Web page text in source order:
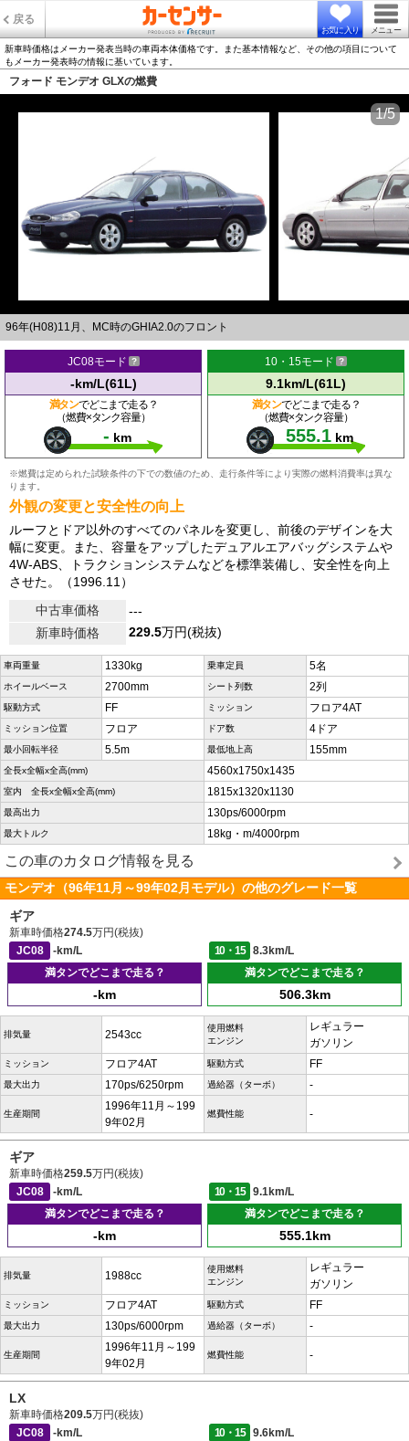
戻る
お気に入り メニュー
新車時価格はメーカー発表当時の車両本体価格です。また基本情報など、その他の項目について
もメーカー発表時の情報に基いています。
フォード モンデオ GLXの燃費
96年(H08)11月、MC時のGHIA2.0のフロント
1/5
JC08モード
-km/L(61L)
満タンでどこまで走る？
（燃費×タンク容量）
- km
10・15モード
9.1km/L(61L)
満タンでどこまで走る？
（燃費×タンク容量）
555.1 km
※燃費は定められた試験条件の下での数値のため、走行条件等により実際の燃料消費率は異な
ります。
外観の変更と安全性の向上
ルーフとドア以外のすべてのパネルを変更し、前後のデザインを大
幅に変更。また、容量をアップしたデュアルエアバッグシステムや
4W-ABS、トラクションシステムなどを標準装備し、安全性を向上
させた。（1996.11）
中古車価格
---
新車時価格
229.5万円(税抜)
車両重量 1330kg 乗車定員 5名
ホイールベース 2700mm シート列数 2列
駆動方式 FF ミッション フロア4AT
ミッション位置 フロア ドア数 4ドア
最小回転半径 5.5m 最低地上高 155mm
全長x全幅x全高(mm) 4560x1750x1435
室内 全長x全幅x全高(mm) 1815x1320x1130
最高出力 130ps/6000rpm
最大トルク 18kg・m/4000rpm
この車のカタログ情報を見る
モンデオ（96年11月～99年02月モデル）の他のグレード一覧
ギア
新車時価格274.5万円(税抜)
JC08
-km/L 10・15
8.3km/L
満タンでどこまで走る？
-km
満タンでどこまで走る？
506.3km
排気量 2543cc
使用燃料
エンジン
レギュラー
ガソリン
ミッション フロア4AT 駆動方式 FF
最大出力 170ps/6250rpm 過給器（ターボ） -
生産期間
1996年11月～199
9年02月
燃費性能 -
ギア
新車時価格259.5万円(税抜)
JC08
-km/L 10・15
9.1km/L
満タンでどこまで走る？
-km
満タンでどこまで走る？
555.1km
排気量 1988cc
使用燃料
エンジン
レギュラー
ガソリン
ミッション フロア4AT 駆動方式 FF
最大出力 130ps/6000rpm 過給器（ターボ） -
生産期間
1996年11月～199
9年02月
燃費性能 -
LX
新車時価格209.5万円(税抜)
JC08
-km/L 10・15
9.6km/L